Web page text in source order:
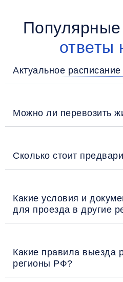
ответы
Актуальное
Можно ли перевозить
Сколько стоит
Какие условия и
для проезда в другие
Какие правила выезда
регионы РФ?